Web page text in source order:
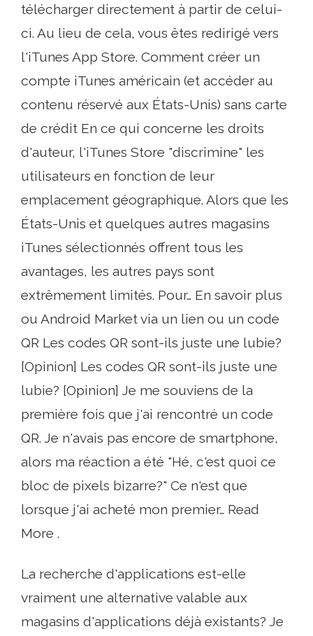
télécharger directement à partir de celui-
ci. Au lieu de cela, vous êtes redirigé vers
l'iTunes App Store. Comment créer un
compte iTunes américain (et accéder au
contenu réservé aux États-Unis) sans carte
de crédit En ce qui concerne les droits
d'auteur, l'iTunes Store "discrimine" les
utilisateurs en fonction de leur
emplacement géographique. Alors que les
États-Unis et quelques autres magasins
iTunes sélectionnés offrent tous les
avantages, les autres pays sont
extrêmement limités. Pour… En savoir plus
ou Android Market via un lien ou un code
QR Les codes QR sont-ils juste une lubie?
[Opinion] Les codes QR sont-ils juste une
lubie? [Opinion] Je me souviens de la
première fois que j'ai rencontré un code
QR. Je n'avais pas encore de smartphone,
alors ma réaction a été "Hé, c'est quoi ce
bloc de pixels bizarre?" Ce n'est que
lorsque j'ai acheté mon premier… Read
More .
La recherche d'applications est-elle
vraiment une alternative valable aux
magasins d'applications déjà existants? Je